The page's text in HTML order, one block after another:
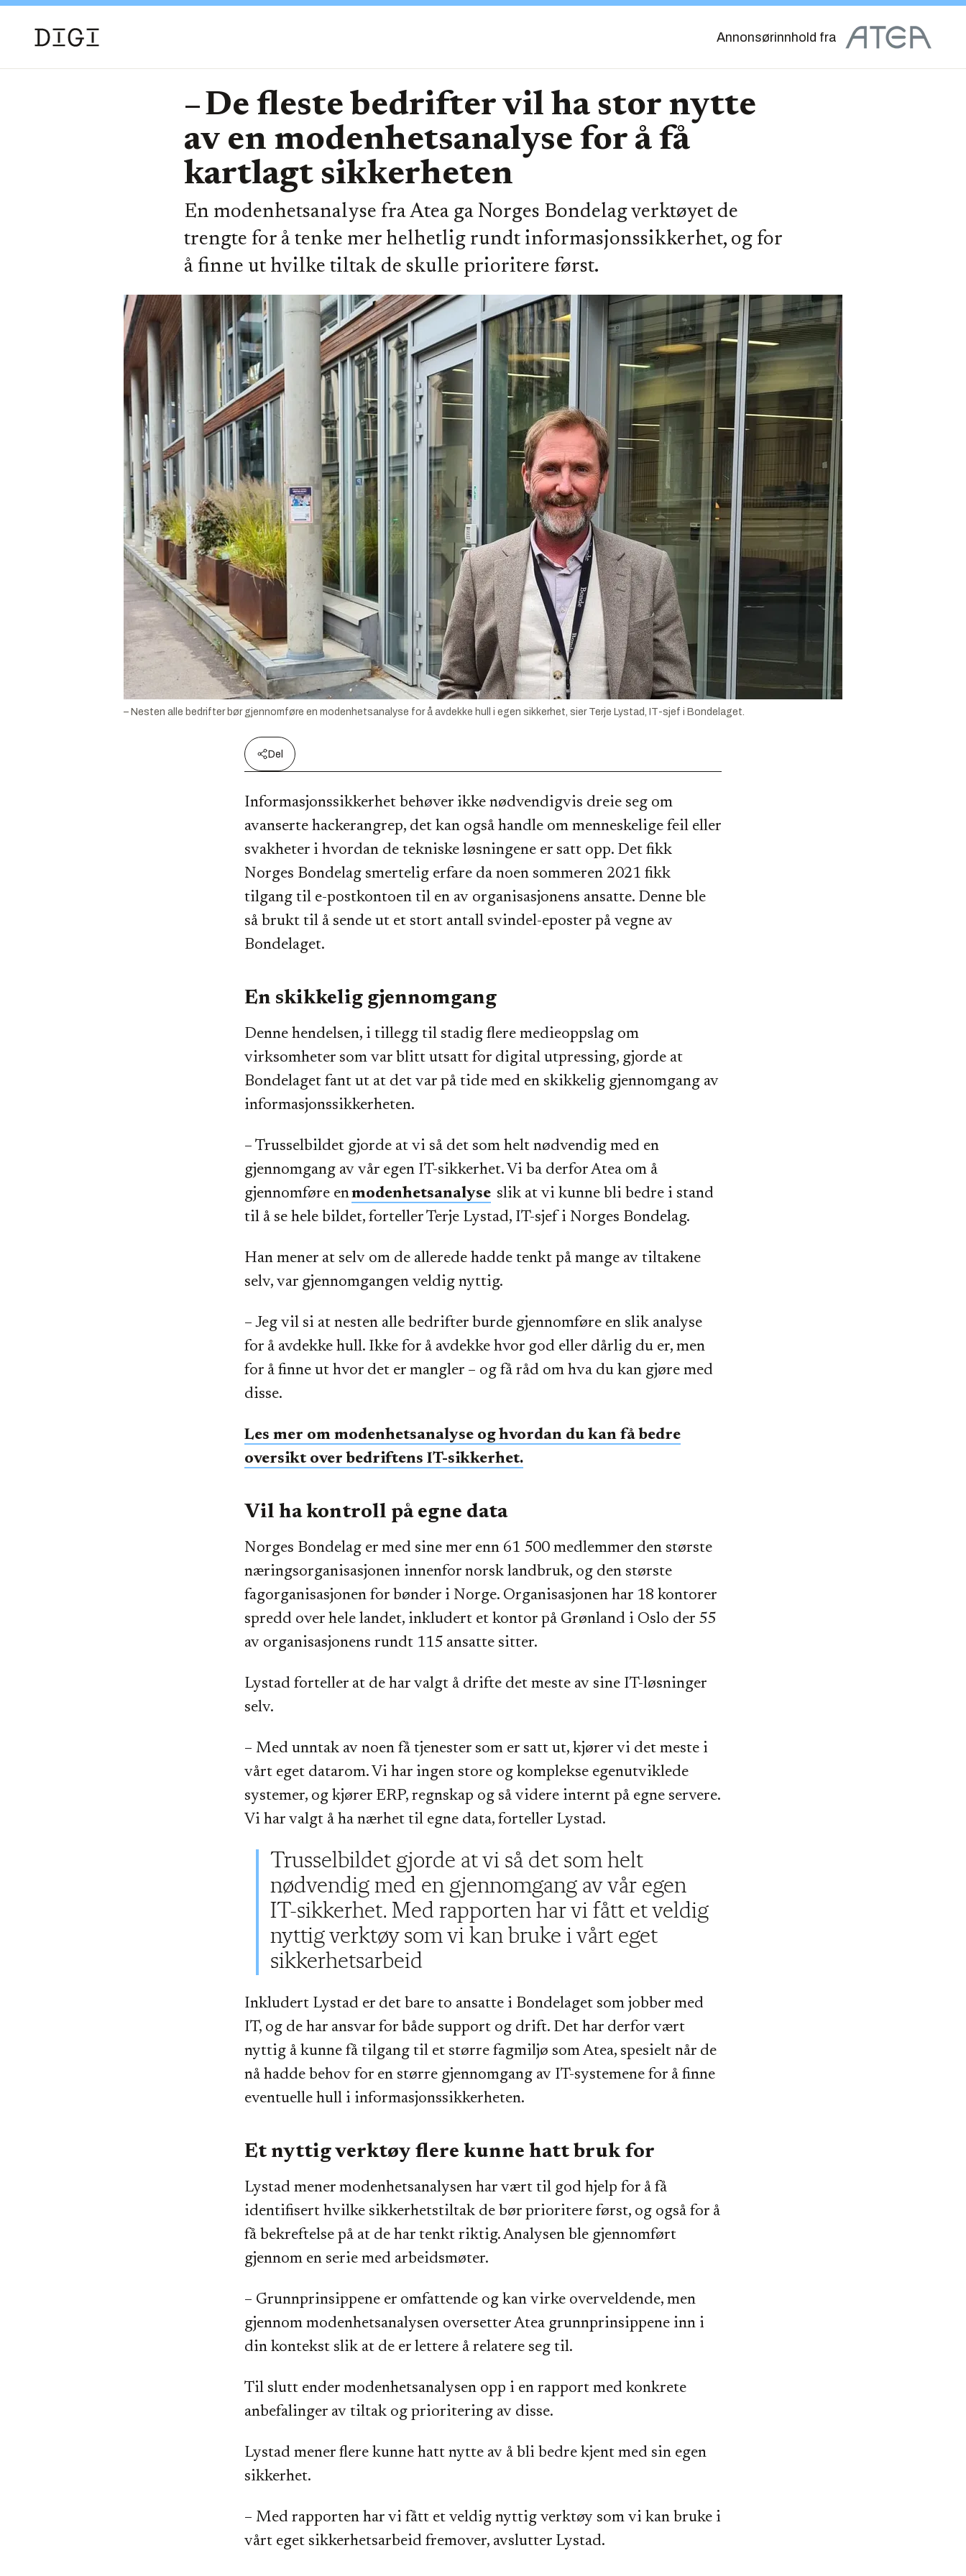
Annonsørinnhold fra
– De fleste bedrifter vil ha stor nytte
av en modenhetsanalyse for å få
kartlagt sikkerheten
En modenhetsanalyse fra Atea ga Norges Bondelag verktøyet de
trengte for å tenke mer helhetlig rundt informasjonssikkerhet, og for
å finne ut hvilke tiltak de skulle prioritere først.
– Nesten alle bedrifter bør gjennomføre en modenhetsanalyse for å avdekke hull i egen sikkerhet, sier Terje Lystad, IT-sjef i Bondelaget.
Del
Informasjonssikkerhet behøver ikke nødvendigvis dreie seg om
avanserte hackerangrep, det kan også handle om menneskelige feil eller
svakheter i hvordan de tekniske løsningene er satt opp. Det fikk
Norges Bondelag smertelig erfare da noen sommeren 2021 fikk
tilgang til e-postkontoen til en av organisasjonens ansatte. Denne ble
så brukt til å sende ut et stort antall svindel-eposter på vegne av
Bondelaget.
En skikkelig gjennomgang
Denne hendelsen, i tillegg til stadig flere medieoppslag om
virksomheter som var blitt utsatt for digital utpressing, gjorde at
Bondelaget fant ut at det var på tide med en skikkelig gjennomgang av
informasjonssikkerheten.
– Trusselbildet gjorde at vi så det som helt nødvendig med en
gjennomgang av vår egen IT-sikkerhet. Vi ba derfor Atea om å
gjennomføre enmodenhetsanalyse slik at vi kunne bli bedre i stand
til å se hele bildet, forteller Terje Lystad, IT-sjef i Norges Bondelag.
Han mener at selv om de allerede hadde tenkt på mange av tiltakene
selv, var gjennomgangen veldig nyttig.
– Jeg vil si at nesten alle bedrifter burde gjennomføre en slik analyse
for å avdekke hull. Ikke for å avdekke hvor god eller dårlig du er, men
for å finne ut hvor det er mangler – og få råd om hva du kan gjøre med
disse.
Les mer om modenhetsanalyse og hvordan du kan få bedre
oversikt over bedriftens IT-sikkerhet.
Vil ha kontroll på egne data
Norges Bondelag er med sine mer enn 61 500 medlemmer den største
næringsorganisasjonen innenfor norsk landbruk, og den største
fagorganisasjonen for bønder i Norge. Organisasjonen har 18 kontorer
spredd over hele landet, inkludert et kontor på Grønland i Oslo der 55
av organisasjonens rundt 115 ansatte sitter.
Lystad forteller at de har valgt å drifte det meste av sine IT-løsninger
selv.
– Med unntak av noen få tjenester som er satt ut, kjører vi det meste i
vårt eget datarom. Vi har ingen store og komplekse egenutviklede
systemer, og kjører ERP, regnskap og så videre internt på egne servere.
Vi har valgt å ha nærhet til egne data, forteller Lystad.
Trusselbildet gjorde at vi så det som helt
nødvendig med en gjennomgang av vår egen
IT-sikkerhet. Med rapporten har vi fått et veldig
nyttig verktøy som vi kan bruke i vårt eget
sikkerhetsarbeid
Inkludert Lystad er det bare to ansatte i Bondelaget som jobber med
IT, og de har ansvar for både support og drift. Det har derfor vært
nyttig å kunne få tilgang til et større fagmiljø som Atea, spesielt når de
nå hadde behov for en større gjennomgang av IT-systemene for å finne
eventuelle hull i informasjonssikkerheten.
Et nyttig verktøy flere kunne hatt bruk for
Lystad mener modenhetsanalysen har vært til god hjelp for å få
identifisert hvilke sikkerhetstiltak de bør prioritere først, og også for å
få bekreftelse på at de har tenkt riktig. Analysen ble gjennomført
gjennom en serie med arbeidsmøter.
– Grunnprinsippene er omfattende og kan virke overveldende, men
gjennom modenhetsanalysen oversetter Atea grunnprinsippene inn i
din kontekst slik at de er lettere å relatere seg til.
Til slutt ender modenhetsanalysen opp i en rapport med konkrete
anbefalinger av tiltak og prioritering av disse.
Lystad mener flere kunne hatt nytte av å bli bedre kjent med sin egen
sikkerhet.
– Med rapporten har vi fått et veldig nyttig verktøy som vi kan bruke i
vårt eget sikkerhetsarbeid fremover, avslutter Lystad.